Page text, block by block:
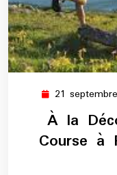
21
À la
Course à